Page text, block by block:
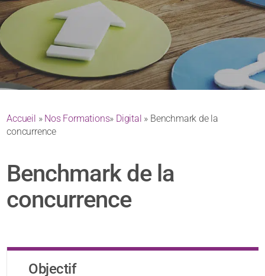
Accueil » Nos Formations» Digital » Benchmark de la
concurrence
Benchmark de la
concurrence
Objectif